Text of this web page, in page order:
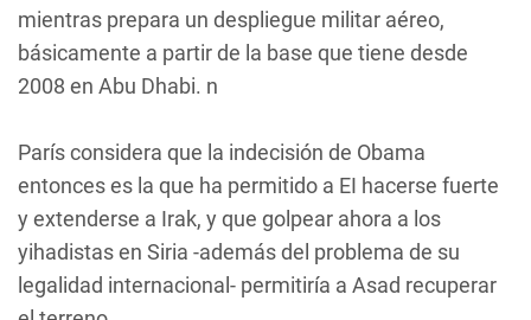
mientras prepara un despliegue militar aéreo,
básicamente a partir de la base que tiene desde
2008 en Abu Dhabi. n
París considera que la indecisión de Obama
entonces es la que ha permitido a EI hacerse fuerte
y extenderse a Irak, y que golpear ahora a los
yihadistas en Siria -además del problema de su
legalidad internacional- permitiría a Asad recuperar